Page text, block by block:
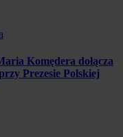
Komędera dołącza
Prezesie Polskiej